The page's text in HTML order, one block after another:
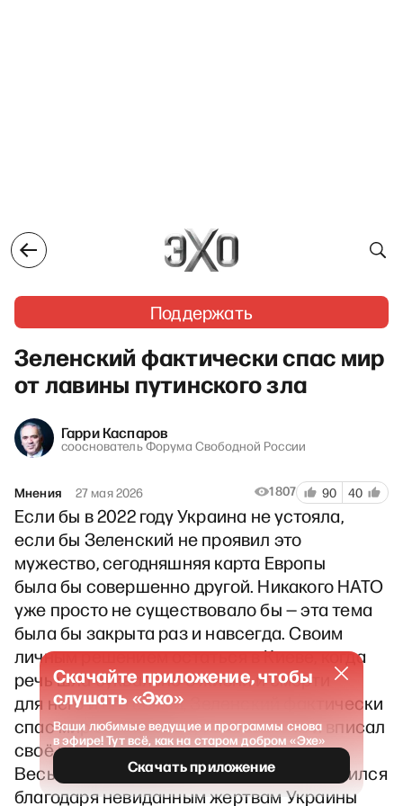
Поддержать
Зеленский фактически спас мир
от лавины путинского зла
Гарри Каспаров
сооснователь Форума Свободной России
Мнения 27 мая 2026 1807 90 40
Если бы в 2022 году Украина не устояла,
если бы Зеленский не проявил это
мужество, сегодняшняя карта Европы
была бы совершенно другой. Никакого НАТО
уже просто не существовало бы — эта тема
была бы закрыта раз и навсегда. Своим
личным решением остаться в Киеве, когда
речь шла буквально о жизни и смерти
для него и его семьи, Зеленский фактически
спас мир от лавины путинского зла и вписал
своё имя в историю.
Весь геополитический ландшафт изменился
благодаря невиданным жертвам Украины
Скачайте приложение, чтобы
слушать «Эхо»
Ваши любимые ведущие и программы снова
в эфире! Тут всё, как на старом добром «Эхе»
Скачать приложение